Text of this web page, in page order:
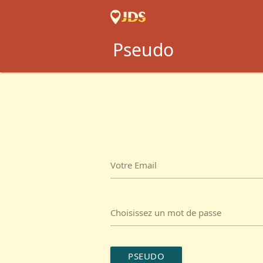
Pseudo
Votre Email
Choisissez un mot de passe
PSEUDO